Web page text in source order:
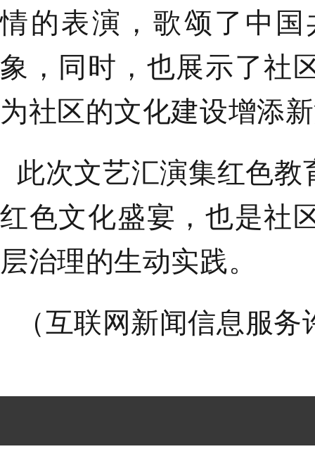
情的表演，歌颂了中
象，同时，也展示了社
为社区的文化建设增添
此次文艺汇演集红色
红色文化盛宴，也是社
层治理的生动实践。
（互联网新闻信息服